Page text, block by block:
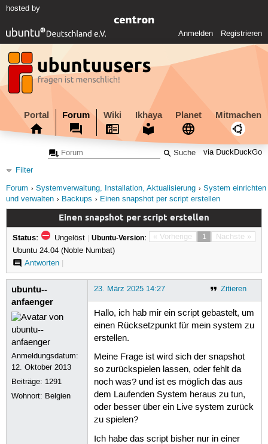
hosted by
Anmelden Registrieren
Portal Forum Wiki Ikhaya Planet Mitmachen
via DuckDuckGo
Filter
Forum
Systemverwaltung, Installation, Aktualisierung
System einrichten
und verwalten
Backups Einen snapshot per script erstellen
Einen snapshot per script erstellen
« Vorherige 1 Nächste »
Status: Ungelöst | Ubuntu-Version:
Ubuntu 24.04 (Noble Numbat)
Antworten|
ubuntu--
anfaenger
Anmeldungsdatum:
12. Oktober 2013
Beiträge: 1291
Wohnort: Belgien
Zitieren
23. März 2025 14:27
Hallo, ich hab mir ein script gebastelt, um
einen Rücksetzpunkt für mein system zu
erstellen.
Meine Frage ist wird sich der snapshot
so zurückspielen lassen, oder fehlt da
noch was? und ist es möglich das aus
dem Laufenden System heraus zu tun,
oder besser über ein Live system zurück
zu spielen?
Ich habe das script bisher nur in einer